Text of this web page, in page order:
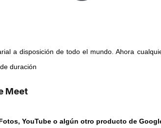
a disposición de todo el mundo. Ahora
duración
Meet
YouTube o algún otro producto de